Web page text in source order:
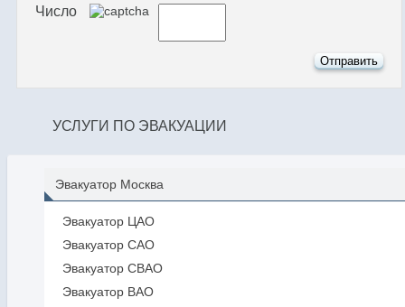
Число
УСЛУГИ ПО ЭВАКУАЦИИ
Эвакуатор Москва
Эвакуатор ЦАО
Эвакуатор САО
Эвакуатор СВАО
Эвакуатор ВАО